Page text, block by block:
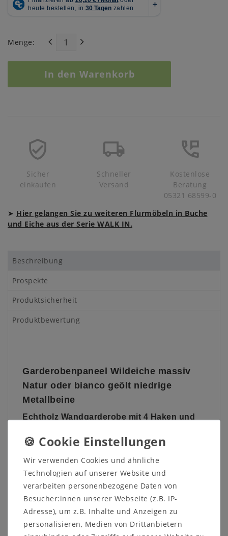
Menge:
In den Warenkorb
Sicher
einkaufen
Schneller
Versand
Kostenlose
Beratung
05321 68599-0
➤ Hier gelangen Sie zu weiteren Flurmöbeln in Buche
und Eiche aus der Serie WALK IN.
Beschreibung
Prospekte
Produktsicherheit
Produktbewertung
Garderobenpaneel Wildeiche massiv
Natur oder bianco geölt niedrige
Metallbeine
Echtholz Wandgarderobe mit 4 Haken und
Diese Wandgarderobe mit vier klappbaren
Kleiderhaken aus dem Dielenprogramm
vom dänischen Hersteller
Tjørnboist aus massivem
natur oder bianco geölt.
Das schwarze Metallgestell ist 9 cm hoch und
ebenso wie der Schuhrost aus massivem Eisen.
Wir verwenden Cookies und ähnliche
Technologien auf unserer Website und
verarbeiten personenbezogene Daten von
Besucher:innen unserer Webseite (z.B. IP-
Adresse), um z.B. Inhalte und Anzeigen zu
personalisieren, Medien von Drittanbietern